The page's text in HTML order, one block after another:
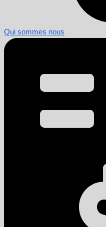
Qui sommes nous